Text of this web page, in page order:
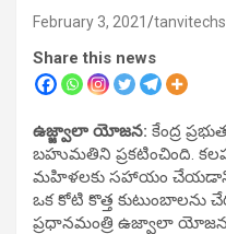
February 3, 2021 tanvitechs
Share this news
ఉజ్జ్వాలా యోజన: కేంద్ర
బహుమతిని ప్రకటించింది.
మహిళలకు సహాయం
ఒక కోటి కొత్త కుటుంబాలను
ప్రధానమంత్రి ఉజ్వాలా యోజన